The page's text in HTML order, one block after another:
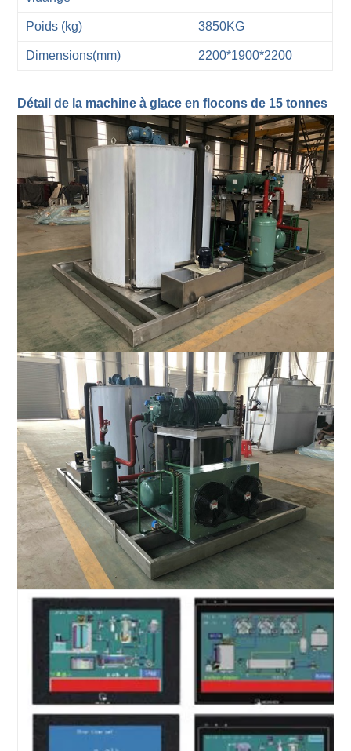
Poids (kg) 3850KG
Dimensions(mm) 2200*1900*2200
Détail de la machine à glace en flocons de 15 tonnes